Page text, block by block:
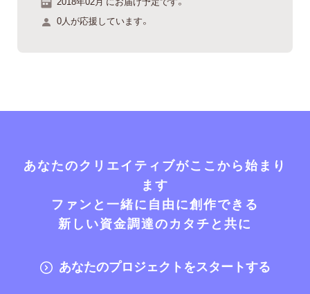
0人が応援しています。
あなたのクリエイティブがここから始まり
ます
ファンと一緒に自由に創作できる
新しい資金調達のカタチと共に
あなたのプロジェクトをスタートする